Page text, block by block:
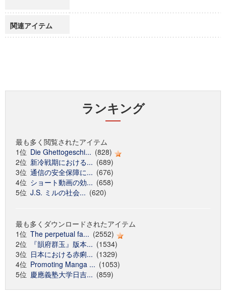
関連アイテム
ランキング
最も多く閲覧されたアイテム
1位 Die Ghettogeschi... (828)
2位 新冷戦期における... (689)
3位 通信の安全保障に... (676)
4位 ショート動画の効... (658)
5位 J.S. ミルの社会... (620)
最も多くダウンロードされたアイテム
1位 The perpetual fa... (2552)
2位
『韻府群玉』版本... (1534)
3位 日本における赤痢... (1329)
4位 Promoting Manga ... (1053)
5位 慶應義塾大学日吉... (859)